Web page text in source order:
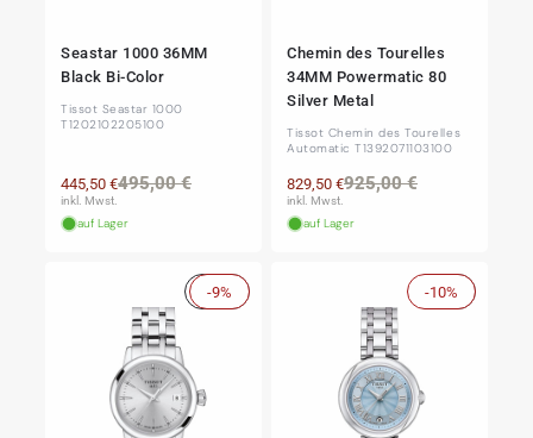
Seastar 1000 36MM
Black Bi-Color
Tissot Seastar 1000
T1202102205100
Normaler
495,00 €Verkaufspreis
445,50 €
inkl. Mwst.
auf Lager
Chemin des Tourelles
34MM Powermatic 80
Silver Metal
Tissot Chemin des Tourelles
Automatic T1392071103100
Normaler
925,00 €
829,50 €
inkl. Mwst.
auf Lager
Sale
-9% Sale
-10%